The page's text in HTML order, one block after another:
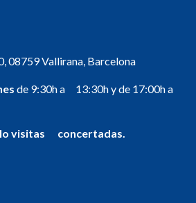
08759 Vallirana, Barcelona
de 9:30h a 13:30h y de 17:00h a
visitas concertadas.